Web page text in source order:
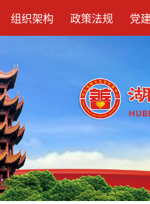
组织架构 政策法规 党